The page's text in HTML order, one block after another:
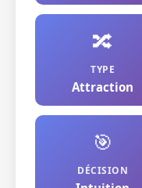
🔀
TYPE
Attraction
🎯
DÉCISION